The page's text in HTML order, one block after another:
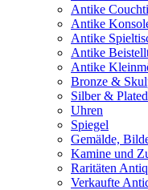
Antike
Antike
Antike
Antike
Antike
Bronze &
Silber & Plated
Uhren
Spiegel
Gemälde,
Kamine und
Raritäten
Verkaufte